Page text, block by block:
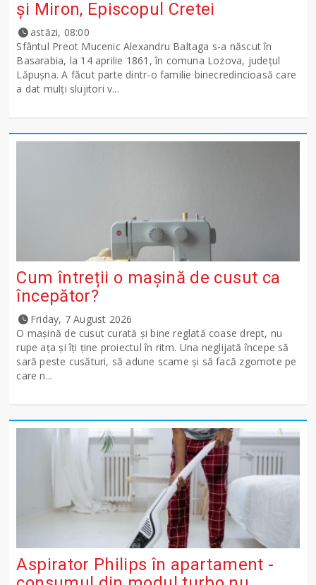
şi Miron, Episcopul Cretei
astăzi, 08:00
Sfântul Preot Mucenic Alexandru Baltaga s-a născut în
Basarabia, la 14 aprilie 1861, în comuna Lozova, județul
Lăpușna. A făcut parte dintr-o familie binecredincioasă care
a dat mulți slujitori v...
Cum întreții o mașină de cusut ca
începător?
Friday, 7 August 2026
O mașină de cusut curată și bine reglată coase drept, nu
rupe ața și îți ține proiectul în ritm. Una neglijată începe să
sară peste cusături, să adune scame și să facă zgomote pe
care n...
Aspirator Philips în apartament -